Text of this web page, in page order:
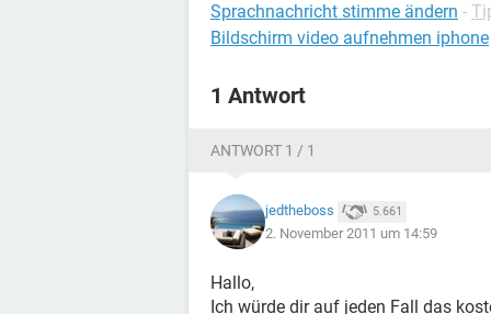
Sprachnachricht stimme ändern -
Bildschirm video aufnehmen iphone
1 Antwort
ANTWORT 1 / 1
jedtheboss 5.661
2. November 2011 um 14:59
Hallo,
Ich würde dir auf jeden Fall das